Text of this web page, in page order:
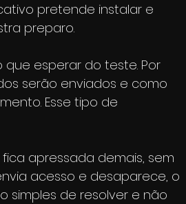
pretende instalar e
preparo.
esperar do teste. Por
serão enviados e como
Esse tipo de
apressada demais, sem
acesso e desaparece, o
simples de resolver e não